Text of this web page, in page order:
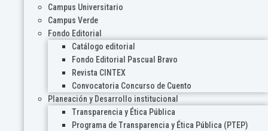
Campus Universitario
Campus Verde
Fondo Editorial
Catálogo editorial
Fondo Editorial Pascual Bravo
Revista CINTEX
Convocatoria Concurso de Cuento
Planeación y Desarrollo institucional
Transparencia y Ética Pública
Programa de Transparencia y Ética Pública (PTEP)